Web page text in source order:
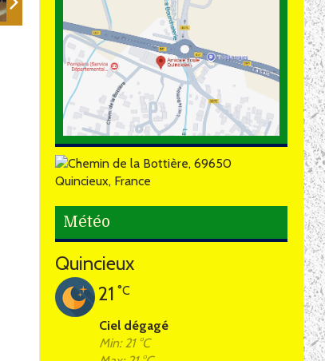
Météo
Quincieux
21 °C
Ciel dégagé
Min: 21 °C